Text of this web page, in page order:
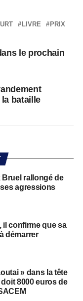
LIVRE PRIX
le prochain
bataille
Bruel rallongé de
agressions
il confirme que sa
démarrer
» dans la tête
8000 euros de